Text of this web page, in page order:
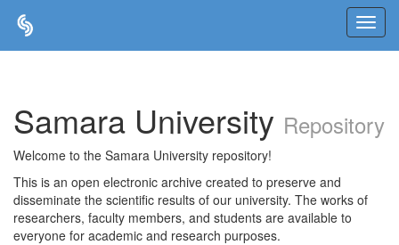
Samara University Repository
Welcome to the Samara University repository!
This is an open electronic archive created to preserve and
disseminate the scientific results of our university. The works of
researchers, faculty members, and students are available to
everyone for academic and research purposes.